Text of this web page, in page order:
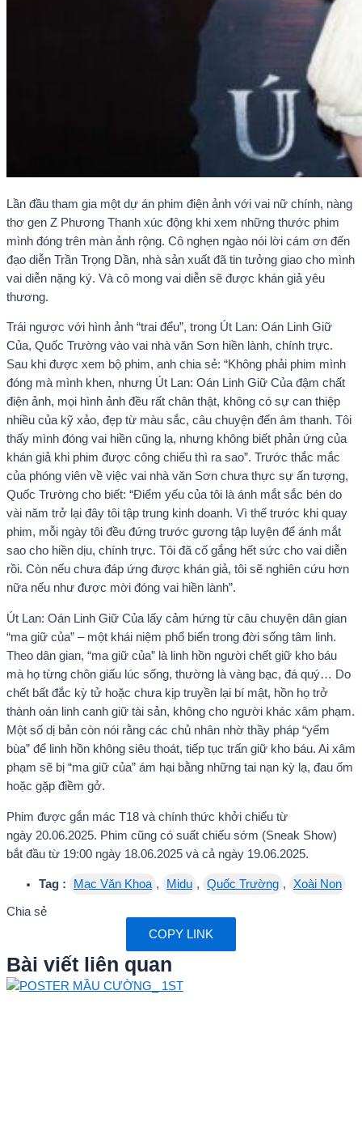
Lần đầu tham gia một dự án phim điện ảnh với vai nữ chính, nàng
thơ gen Z Phương Thanh xúc động khi xem những thước phim
mình đóng trên màn ảnh rộng. Cô nghẹn ngào nói lời cám ơn đến
đạo diễn Trần Trọng Dần, nhà sản xuất đã tin tưởng giao cho mình
vai diễn nặng ký. Và cô mong vai diễn sẽ được khán giả yêu
thương.
Trái ngược với hình ảnh “trai đểu”, trong Út Lan: Oán Linh Giữ
Của, Quốc Trường vào vai nhà văn Sơn hiền lành, chính trực.
Sau khi được xem bộ phim, anh chia sẻ: “Không phải phim mình
đóng mà mình khen, nhưng Út Lan: Oán Linh Giữ Của đậm chất
điện ảnh, mọi hình ảnh đều rất chân thật, không có sự can thiệp
nhiều của kỹ xảo, đẹp từ màu sắc, câu chuyện đến âm thanh. Tôi
thấy mình đóng vai hiền cũng lạ, nhưng không biết phản ứng của
khán giả khi phim được công chiếu thì ra sao”. Trước thắc mắc
của phóng viên về việc vai nhà văn Sơn chưa thực sự ấn tượng,
Quốc Trường cho biết: “Điểm yếu của tôi là ánh mắt sắc bén do
vài năm trở lại đây tôi tập trung kinh doanh. Vì thế trước khi quay
phim, mỗi ngày tôi đều đứng trước gương tập luyện để ánh mắt
sao cho hiền dịu, chính trực. Tôi đã cố gắng hết sức cho vai diễn
rồi. Còn nếu chưa đáp ứng được khán giả, tôi sẽ nghiên cứu hơn
nữa nếu như được mời đóng vai hiền lành”.
Út Lan: Oán Linh Giữ Của lấy cảm hứng từ câu chuyện dân gian
“ma giữ của” – một khái niệm phổ biến trong đời sống tâm linh.
Theo dân gian, “ma giữ của” là linh hồn người chết giữ kho báu
mà họ từng chôn giấu lúc sống, thường là vàng bạc, đá quý… Do
chết bất đắc kỳ tử hoặc chưa kịp truyền lại bí mật, hồn họ trở
thành oán linh canh giữ tài sản, không cho người khác xâm phạm.
Một số dị bản còn nói rằng các chủ nhân nhờ thầy pháp “yểm
bùa” để linh hồn không siêu thoát, tiếp tục trấn giữ kho báu. Ai xâm
phạm sẽ bị “ma giữ của” ám hại bằng những tai nạn kỳ lạ, đau ốm
hoặc gặp điềm gở.
Phim được gắn mác T18 và chính thức khởi chiếu từ
ngày 20.06.2025. Phim cũng có suất chiếu sớm (Sneak Show)
bắt đầu từ 19:00 ngày 18.06.2025 và cả ngày 19.06.2025.
Tag : Mạc Văn Khoa , Midu , Quốc Trường , Xoài Non
Chia sẻ
COPY LINK
Bài viết liên quan